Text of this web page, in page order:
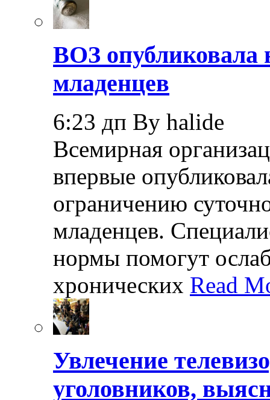
ВОЗ опубликовала
младенцев
6:23 дп By halide
Всемирная
впервые
ограничению
младенцев.
нормы помогут
хронических Read
Увлечение
уголовников,